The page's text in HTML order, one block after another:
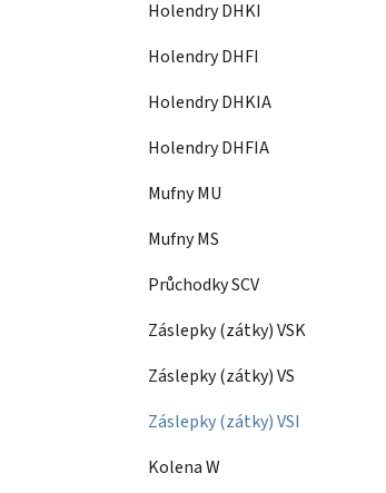
Holendry DHKI
Holendry DHFI
Holendry DHKIA
Holendry DHFIA
Mufny MU
Mufny MS
Průchodky SCV
Záslepky (zátky) VSK
Záslepky (zátky) VS
Záslepky (zátky) VSI
Kolena W